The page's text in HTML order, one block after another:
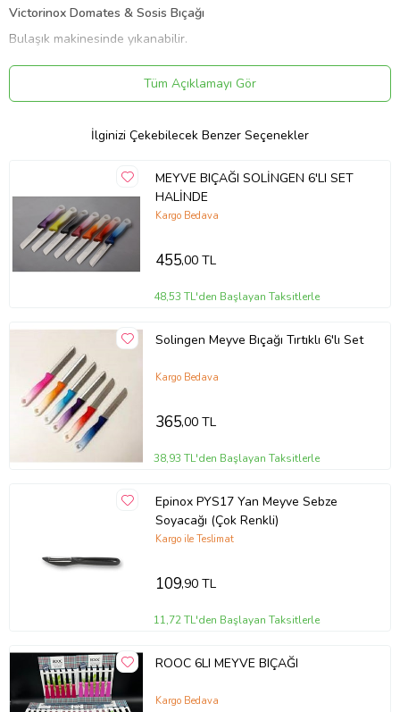
Victorinox Domates & Sosis Bıçağı
Bulaşık makinesinde yıkanabilir.
Victorinox Mutfak Bıçakları mutfaktaki her işi daha kolay, daha
konforlu ve daha eğlenceli hale getirir. Bıçakları ince ve keskindir,
böylece istediğiniz kadar ince ve istediğiniz kadar tutarlı
Boyutlar
Uzunluk:11 cm
Net ağırlık:29 gr
Yükseklik:
: Testere
Sap malzemesi:
Bulaşık makinesinde yıkanabilir:Evet
Ürün Kodu:kcm77144677
Tüm Açıklamayı Gör
İlginizi Çekebilecek Benzer Seçenekler
MEYVE BIÇAĞI SOLİNGEN 6'LI SET
HALİNDE
Kargo Bedava
455,00 TL
48,53 TL'den Başlayan Taksitlerle
Solingen Meyve Bıçağı Tırtıklı 6'lı Set
Kargo Bedava
365,00 TL
38,93 TL'den Başlayan Taksitlerle
Epinox PYS17 Yan Meyve Sebze
Soyacağı (Çok Renkli)
Kargo ile Teslimat
109,90 TL
11,72 TL'den Başlayan Taksitlerle
ROOC 6LI MEYVE BIÇAĞI
Kargo Bedava